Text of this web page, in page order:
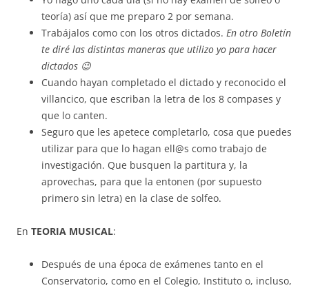
teoría) así que me preparo 2 por semana.
Trabájalos como con los otros dictados. En otro Boletín
te diré las distintas maneras que utilizo yo para hacer
dictados 😉
Cuando hayan completado el dictado y reconocido el
villancico, que escriban la letra de los 8 compases y
que lo canten.
Seguro que les apetece completarlo, cosa que puedes
utilizar para que lo hagan ell@s como trabajo de
investigación. Que busquen la partitura y, la
aprovechas, para que la entonen (por supuesto
primero sin letra) en la clase de solfeo.
En TEORIA MUSICAL:
Después de una época de exámenes tanto en el
Conservatorio, como en el Colegio, Instituto o, incluso,